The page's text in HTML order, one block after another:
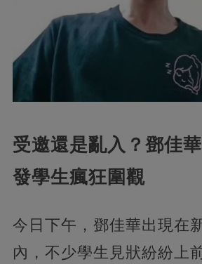
受邀還是亂入？鄧佳華
發學生瘋狂圍觀
今日下午，鄧佳華出現在
內，不少學生見狀紛紛上